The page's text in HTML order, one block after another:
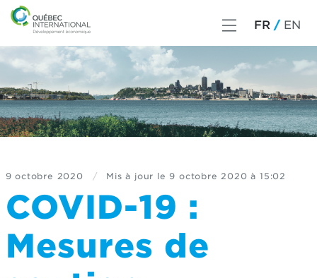
FR EN
9 octobre 2020 / Mis à jour le 9 octobre 2020 à 15:02
COVID-19 :
Mesures de